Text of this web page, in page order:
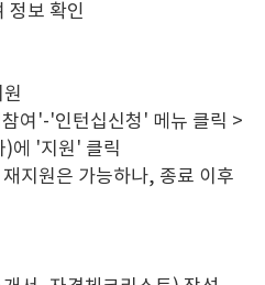
정보 확인
여'-'인턴십신청' 메뉴 클릭 >
)에 '지원' 클릭
지원은 가능하나, 종료 이후